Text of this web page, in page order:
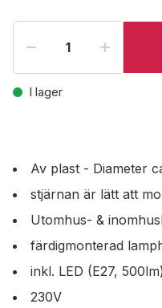
I lager
Av plast - Diameter
stjärnan är lätt att
Utomhus- &
färdigmonterad
inkl. LED (E27, 500lm)
230V